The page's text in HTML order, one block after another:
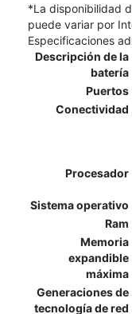
*La disponibilidad
puede variar por
Especificaciones
Descripción de la
batería
Puertos
Conectividad
Procesador
Sistema operativo
Ram
Memoria
expandible
máxima
Generaciones de
tecnología de red